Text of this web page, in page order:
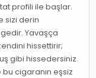
profili ile başlar.
sizi derin
Yavaşça
hissettirir;
gibi hissedersiniz.
cigaranın eşsiz